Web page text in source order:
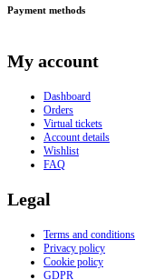
Payment methods
My account
Dashboard
Orders
Virtual tickets
Account details
Wishlist
FAQ
Legal
Terms and conditions
Privacy policy
Cookie policy
GDPR